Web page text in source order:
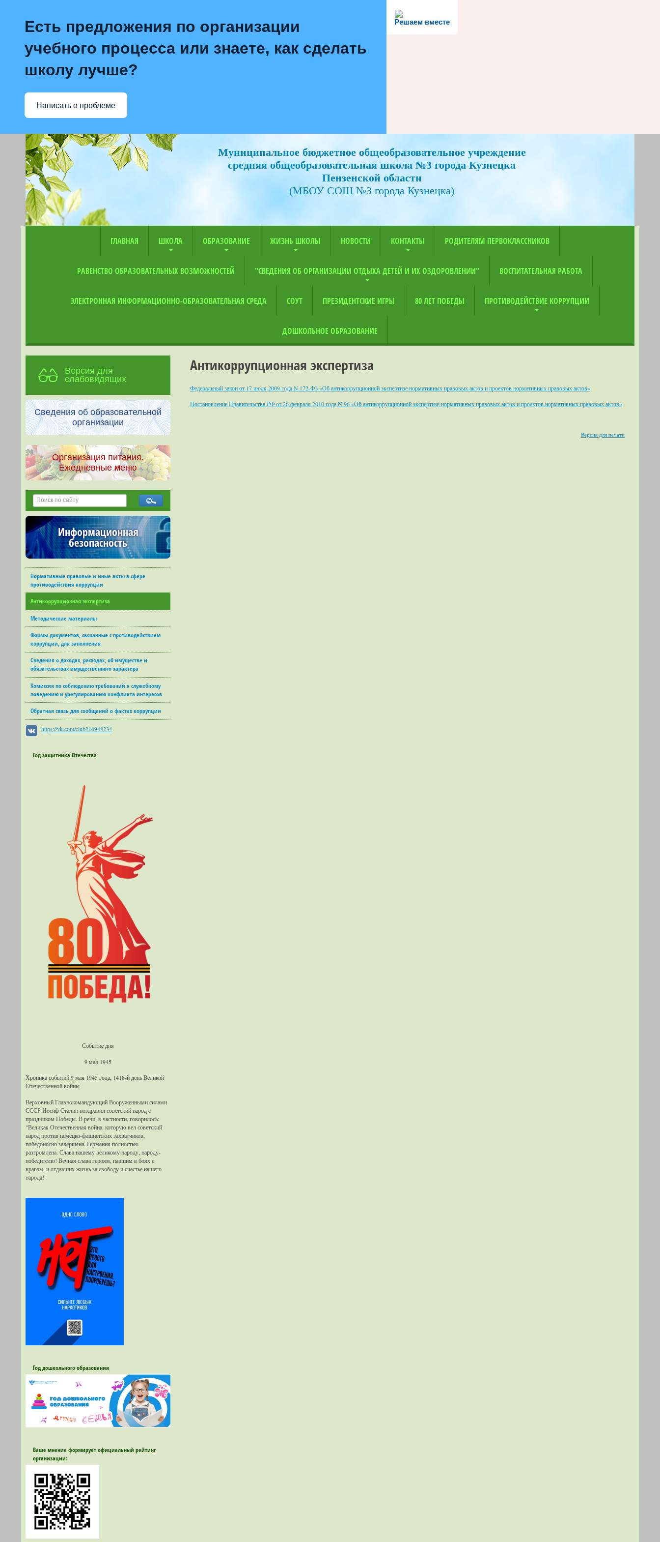
Решаем вместе
Есть предложения по организации
учебного процесса или знаете, как сделать
школу лучше?
Написать о проблеме
Муниципальное бюджетное общеобразовательное учреждение
средняя общеобразовательная школа №3 города Кузнецка
Пензенской области
(МБОУ СОШ №3 города Кузнецка)
ГЛАВНАЯ ШКОЛА ОБРАЗОВАНИЕ ЖИЗНЬ ШКОЛЫ НОВОСТИ КОНТАКТЫ РОДИТЕЛЯМ ПЕРВОКЛАССНИКОВ
РАВЕНСТВО ОБРАЗОВАТЕЛЬНЫХ ВОЗМОЖНОСТЕЙ "СВЕДЕНИЯ ОБ ОРГАНИЗАЦИИ ОТДЫХА ДЕТЕЙ И ИХ ОЗДОРОВЛЕНИИ" ВОСПИТАТЕЛЬНАЯ РАБОТА
ЭЛЕКТРОННАЯ ИНФОРМАЦИОННО-ОБРАЗОВАТЕЛЬНАЯ СРЕДА СОУТ ПРЕЗИДЕНТСКИЕ ИГРЫ 80 ЛЕТ ПОБЕДЫ ПРОТИВОДЕЙСТВИЕ КОРРУПЦИИ
ДОШКОЛЬНОЕ ОБРАЗОВАНИЕ
Версия для
слабовидящих
Сведения об образовательной
организации
Организация питания.
Ежедневные меню
Информационная
безопасность
Нормативные правовые и иные акты в сфере
противодействия коррупции
Антикоррупционная экспертиза
Методические материалы
Формы документов, связанные с противодействием
коррупции, для заполнения
Сведения о доходах, расходах, об имуществе и
обязательствах имущественного характера
Комиссия по соблюдению требований к служебному
поведению и урегулированию конфликта интересов
Обратная связь для сообщений о фактах коррупции
https://vk.com/club216948234
Год защитника Отечества
Событие дня
9 мая 1945
Хроника событий 9 мая 1945 года, 1418-й день Великой
Отечественной войны
Верховный Главнокомандующий Вооруженными силами
СССР Иосиф Сталин поздравил советский народ с
праздником Победы. В речи, в частности, говорилось:
"Великая Отечественная война, которую вел советский
народ против немецко-фашистских захватчиков,
победоносно завершена. Германия полностью
разгромлена. Слава нашему великому народу, народу-
победителю! Вечная слава героям, павшим в боях с
врагом, и отдавших жизнь за свободу и счастье нашего
народа!"
Год дошкольного образования
Ваше мнение формирует официальный рейтинг
организации:
Антикоррупционная экспертиза
Федеральный закон от 17 июля 2009 года N 172-ФЗ «Об антикоррупционной экспертизе нормативных правовых актов и проектов нормативных правовых актов»
Постановление Правительства РФ от 26 февраля 2010 года N 96 «Об антикоррупционной экспертизе нормативных правовых актов и проектов нормативных правовых актов»
Версия для печати